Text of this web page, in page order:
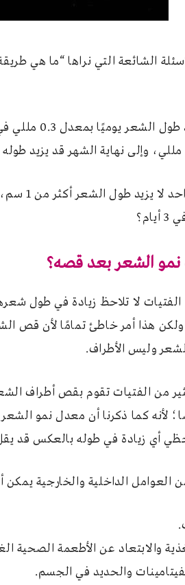
نمو الشعر بعد قصه؟
الفتيات لا تلاحظ زيادة في طول
ولكن هذا أمر خاطئ تمامًا لأن قص
وليس الأطراف.
من الفتيات تقوم بقص أطراف
لأنه كما ذكرنا أن معدل نمو
أي زيادة في طوله بالعكس قد
العوامل الداخلية والخارجية
والابتعاد عن الأطعمة الصحية
والحديد في الجسم.